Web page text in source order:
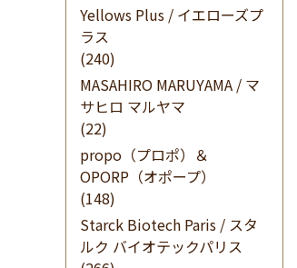
Yellows Plus / イエローズプ
ラス
(240)
MASAHIRO MARUYAMA / マ
サヒロ マルヤマ
(22)
propo（プロポ）＆
OPORP（オポープ）
(148)
Starck Biotech Paris / スタ
ルク バイオテックパリス